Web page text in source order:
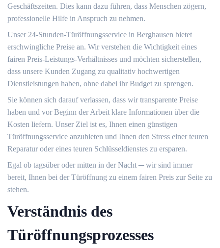
Geschäftszeiten.​ Dies kann dazu führen, dass Menschen zögern,
professionelle Hilfe in Anspruch zu nehmen.
Unser 24-Stunden-Türöffnungsservice in Berghausen bietet
erschwingliche Preise an.​ Wir verstehen die Wichtigkeit eines
fairen Preis-Leistungs-Verhältnisses und möchten sicherstellen,
dass unsere Kunden Zugang zu qualitativ hochwertigen
Dienstleistungen haben, ohne dabei ihr Budget zu sprengen.​
Sie können sich darauf verlassen, dass wir transparente Preise
haben und vor Beginn der Arbeit klare Informationen über die
Kosten liefern. Unser Ziel ist es, Ihnen einen günstigen
Türöffnungsservice anzubieten und Ihnen den Stress einer teuren
Reparatur oder eines teuren Schlüsseldienstes zu ersparen.
Egal ob tagsüber oder mitten in der Nacht ─ wir sind immer
bereit, Ihnen bei der Türöffnung zu einem fairen Preis zur Seite zu
stehen.​
Verständnis des
Türöffnungsprozesses